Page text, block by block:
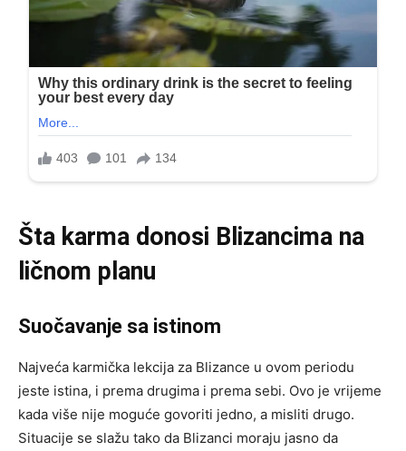
Šta karma donosi Blizancima na
ličnom planu
Suočavanje sa istinom
Najveća karmička lekcija za Blizance u ovom periodu
jeste istina, i prema drugima i prema sebi. Ovo je vrijeme
kada više nije moguće govoriti jedno, a misliti drugo.
Situacije se slažu tako da Blizanci moraju jasno da